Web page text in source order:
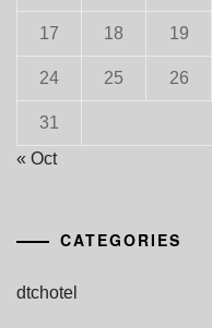
17 18 19
24 25 26
31
« Oct
CATEGORIES
dtchotel